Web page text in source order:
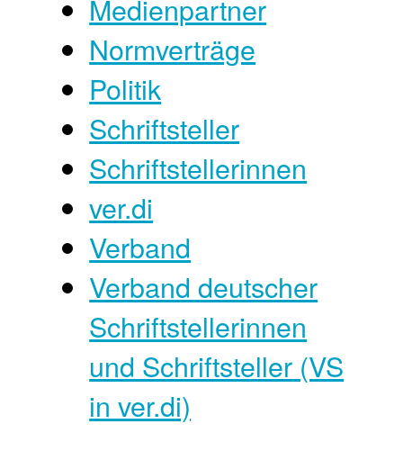
Medienpartner
Normverträge
Politik
Schriftsteller
Schriftstellerinnen
ver.di
Verband
Verband deutscher
Schriftstellerinnen
und Schriftsteller (VS
in ver.di)